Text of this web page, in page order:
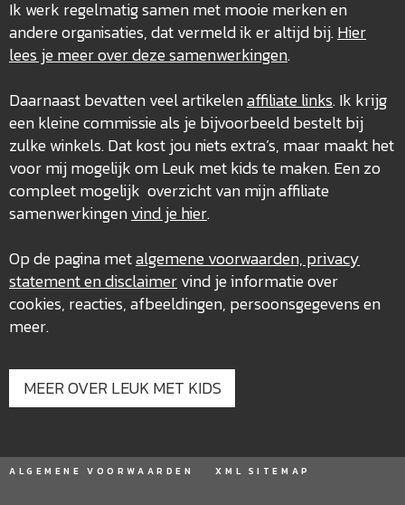
Ik werk regelmatig samen met mooie merken en
andere organisaties, dat vermeld ik er altijd bij.Hier
lees je meer over dezesamenwerkingen.
Daarnaast bevatten veel artikelenaffiliate links. Ik krijg
een kleine commissie als je bijvoorbeeld bestelt bij
zulke winkels. Dat kost jou niets extra’s, maar maakt het
voor mij mogelijk om Leuk met kids te maken. Een zo
compleet mogelijk overzicht van mijn affiliate
samenwerkingenvind je hier.
Op de pagina metalgemene voorwaarden, privacy
statement en disclaimervind je informatie over
cookies, reacties, afbeeldingen, persoonsgegevens en
meer.
MEER OVER LEUK MET KIDS
ALGEMENE VOORWAARDEN XML SITEMAP